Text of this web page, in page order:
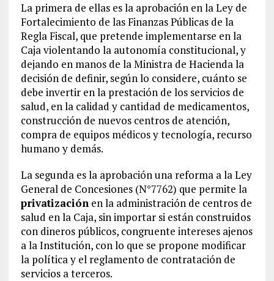
La primera de ellas es la aprobación en la Ley de
Fortalecimiento de las Finanzas Públicas de la
Regla Fiscal, que pretende implementarse en la
Caja violentando la autonomía constitucional, y
dejando en manos de la Ministra de Hacienda la
decisión de definir, según lo considere, cuánto se
debe invertir en la prestación de los servicios de
salud, en la calidad y cantidad de medicamentos,
construcción de nuevos centros de atención,
compra de equipos médicos y tecnología, recurso
humano y demás.
La segunda es la aprobación una reforma a la Ley
General de Concesiones (N°7762) que permite la
privatizaciónen la administración de centros de
salud en la Caja, sin importar si están construidos
con dineros públicos, congruente intereses ajenos
a la Institución, con lo que se propone modificar
la política y el reglamento de contratación de
servicios a terceros.